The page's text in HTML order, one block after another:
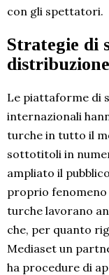
con gli spettatori.
Strategie di
distribuzione
Le piattaforme di
internazionali
turche in tutto il
sottotitoli in
ampliato il
proprio fenomeno
turche lavorano
che, per quanto
Mediaset un
ha procedure di